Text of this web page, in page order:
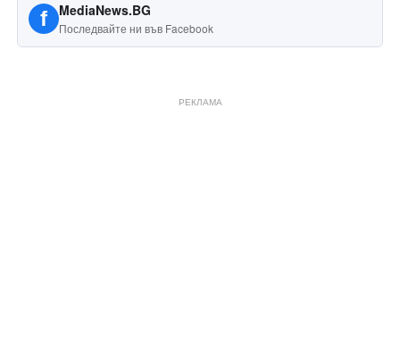
f MediaNews.BG
Последвайте ни във Facebook
РЕКЛАМА